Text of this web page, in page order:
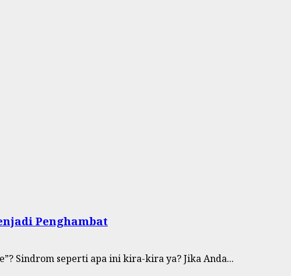
Penghambat
Sindrom seperti apa ini kira-kira ya? Jika Anda...